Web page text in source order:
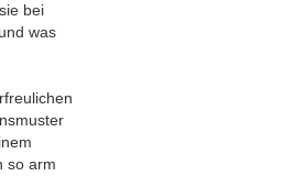
bei
was
so arm